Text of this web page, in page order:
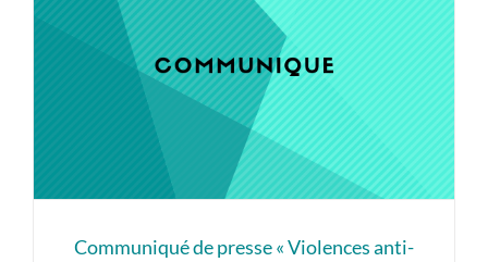
Communiqué de presse « Violences anti-